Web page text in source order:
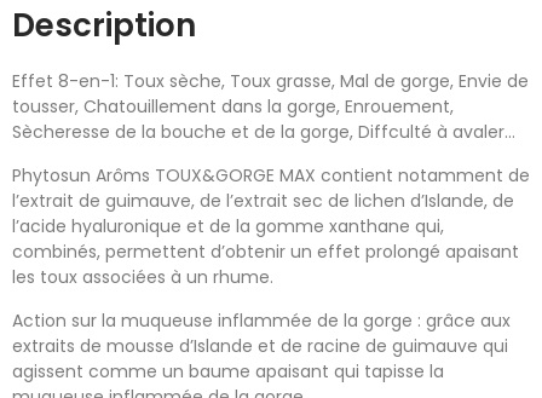
Description
Effet 8-en-1: Toux sèche, Toux grasse, Mal de gorge, Envie de
tousser, Chatouillement dans la gorge, Enrouement,
Sècheresse de la bouche et de la gorge, Diffculté à avaler...
Phytosun Arôms TOUX&GORGE MAX contient notamment de
l’extrait de guimauve, de l’extrait sec de lichen d’Islande, de
l’acide hyaluronique et de la gomme xanthane qui,
combinés, permettent d’obtenir un effet prolongé apaisant
les toux associées à un rhume.
Action sur la muqueuse inflammée de la gorge : grâce aux
extraits de mousse d’Islande et de racine de guimauve qui
agissent comme un baume apaisant qui tapisse la